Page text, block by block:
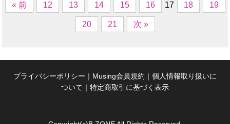
« 前 12 13 14 15 16 17 18 19
20 21 次 »
プライバシーポリシー ｜ Musing会員規約 ｜ 個人情報取り扱いに
ついて ｜ 特定商取引に基づく表示